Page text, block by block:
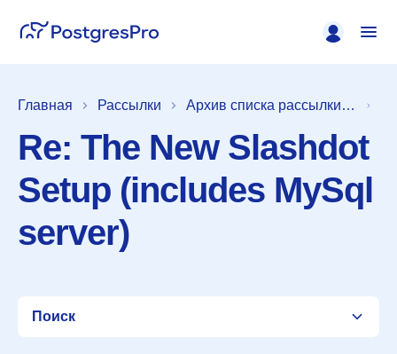
Главная Рассылки Архив списка рассылки [pgsql-hackers]
Re: The New Slashdot
Setup (includes MySql
server)
Поиск